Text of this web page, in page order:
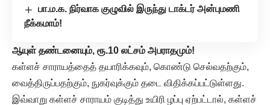
பா.ம.க. நிர்வாக குழுவில் இருந்து டாக்டர் அன்புமணி
நீக்கமாம்!
ஆயுள் தண்டனையும், ரூ.10 லட்சம் அபராதமும்!
கள்ளச் சாராயத்தைத் தயாரிக்கவும், கொண்டு செல்வதற்கும்,
வைத்திருப்பதற்கும், நுகர்வுக்கும் தடை விதிக்கப்பட்டுள்ளது.
இவ்வாறு கள்ளச் சாராயம் குடித்து உயிரி ழப்பு ஏற்பட்டால், கள்ளச்